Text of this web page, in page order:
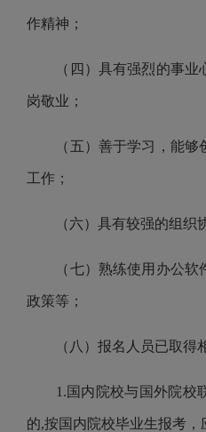
作精神；
（四）具有强烈的事
岗敬业；
（五）善于学习，能
工作；
（六）具有较强的组织
（七）熟练使用办公软
政策等；
（ 八 ）报名人员已取得
1. 国内院校与国外院校
的,按国内院校毕业生报考